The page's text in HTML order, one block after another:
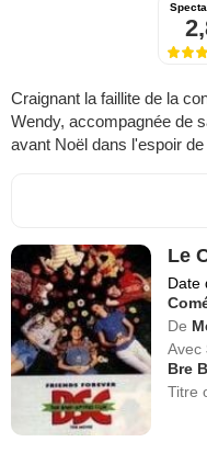
Craignant la faillite de la
Wendy, accompagnée de
avant Noël dans l'espoir
Le
Date
De
Avec
Bre
Titre